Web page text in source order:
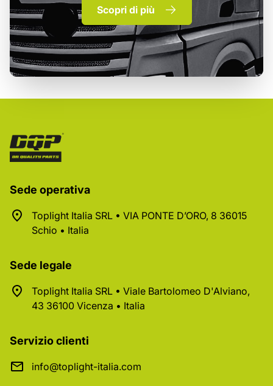
Scopri di più
Sede operativa
Toplight Italia SRL • VIA PONTE D’ORO, 8 36015
Schio • Italia
Sede legale
Toplight Italia SRL • Viale Bartolomeo D'Alviano,
43 36100 Vicenza • Italia
Servizio clienti
info@toplight-italia.com